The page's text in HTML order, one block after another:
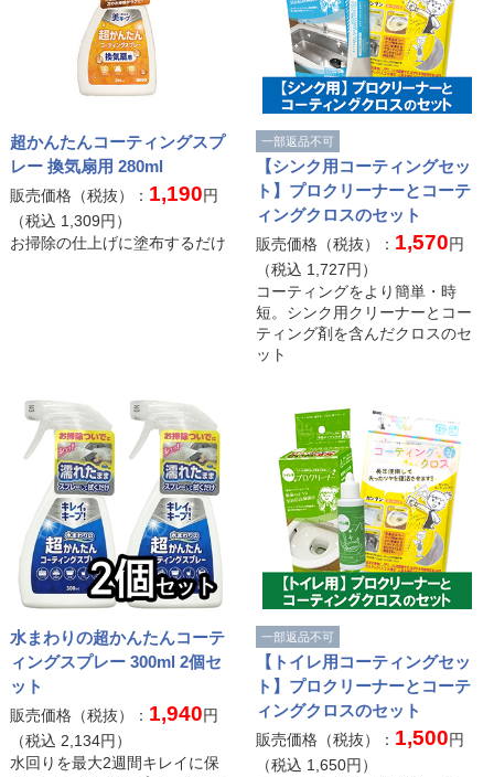
超かんたんコーティングスプ
レー 換気扇用 280ml
販売価格（税抜）： 1,190円
（税込 1,309円）
お掃除の仕上げに塗布するだけ
一部返品不可
【シンク用コーティングセッ
ト】プロクリーナーとコーテ
ィングクロスのセット
販売価格（税抜）： 1,570円
（税込 1,727円）
コーティングをより簡単・時
短。シンク用クリーナーとコー
ティング剤を含んだクロスのセ
ット
水まわりの超かんたんコーテ
ィングスプレー 300ml 2個セ
ット
販売価格（税抜）： 1,940円
（税込 2,134円）
水回りを最大2週間キレイに保
一部返品不可
【トイレ用コーティングセッ
ト】プロクリーナーとコーテ
ィングクロスのセット
販売価格（税抜）： 1,500円
（税込 1,650円）